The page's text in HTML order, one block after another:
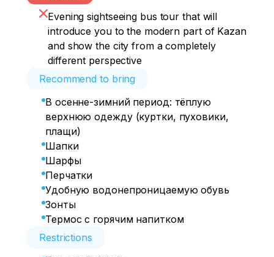
Evening sightseeing bus tour that will
introduce you to the modern part of Kazan
and show the city from a completely
different perspective
Recommend to bring
В осенне-зимний период: тёплую
верхнюю одежду (куртки, пуховики,
плащи)
Шапки
Шарфы
Перчатки
Удобную водонепроницаемую обувь
Зонты
Термос с горячим напитком
Restrictions